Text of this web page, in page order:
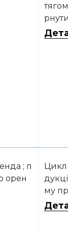
го
; п
орен
Цикл
му